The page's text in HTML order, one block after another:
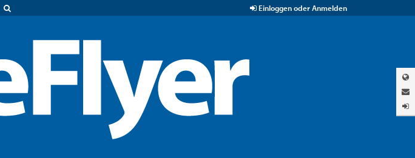
Einloggen oder Anmelden